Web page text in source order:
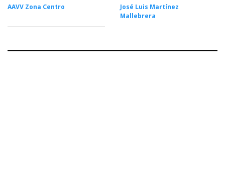
AAVV Zona Centro
José Luis Martínez
Mallebrera